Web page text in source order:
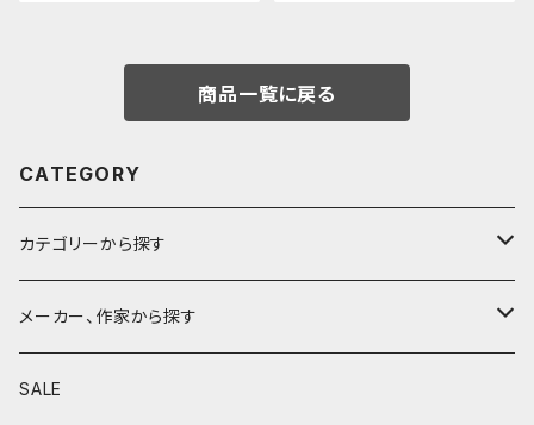
商品一覧に戻る
CATEGORY
カテゴリーから探す
鉛筆
鉛筆補助軸
メーカー、作家から探す
590&Co.
SALE